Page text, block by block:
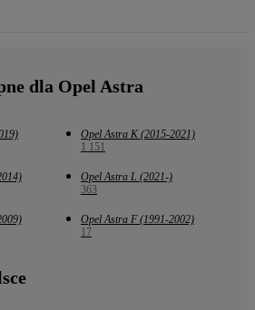
dla Opel Astra
Opel Astra K (2015-2021)
1 151
Opel Astra L (2021-)
363
Opel Astra F (1991-2002)
17